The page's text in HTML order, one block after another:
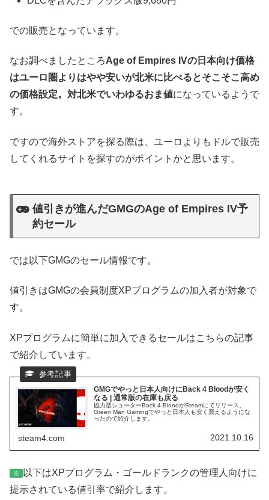
での販売となっています。
なお調べましたところAge of Empires IVの日本向け価格
はユーロ圏よりはやや安いが北米に比べるとそこそこ高め
の価格設定。対北米でいわゆるおま値になっているようで
す。
ですので海外ストアを探る際は、ユーロよりもドルで販売
してくれるサイトを探すのがポイントかと思います。
値引きが進んだGMGのAge of Empires IV予
約セール
では以下GMGのセール情報です。
値引きはGMGの会員制度XPプログラムの加入者が対象で
す。
XPプログラムに簡単に加入できるセールはこちらの記事
で紹介しています。
GMGでやっと日本人向けにBack 4 Bloodが安く
なる | 通常版の在庫も戻る
協力型シューターBack 4 BloodがSteamにてリリース。
Green Man Gamingでやっと日本人も安く買えるようにな
ったので紹介します。
steam4.com 2021.10.16
※
以下はXPプログラム・ゴールドランクの管理人向けに
提示されている値引率で紹介します。